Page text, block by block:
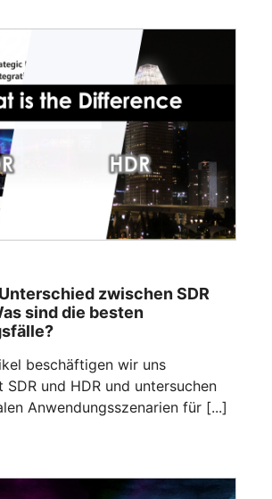
zwischen SDR
sind die besten
beschäftigen wir uns
SDR und HDR und untersuchen
Anwendungsszenarien für [...]